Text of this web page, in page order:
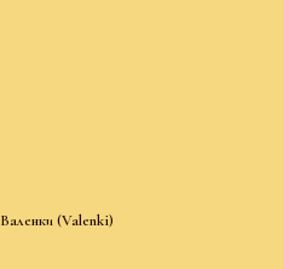
Валенки (Valenki)